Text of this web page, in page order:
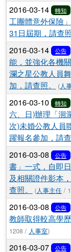
2016-03-14 轉知
工團體意外保險
31日屆期，請查
2016-03-14 公告
能，並強化各機
瀾之星公教人員
加，請查照。
(人
2016-03-10 轉知
六、日)辦理「洄
次)未婚公教人員
躍報名參加，請查
2016-03-08 公告
書」一式，自即
及相關證件影本
查照。
(人事主任 /
2016-03-08 公告
教師取得較高學
1208 / 人事室)
2016-03-07 公告